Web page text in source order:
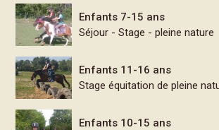
Enfants 7-15 ans
Séjour - Stage - pleine nature
Enfants 11-16 ans
Stage équitation de pleine
Enfants 10-15 ans